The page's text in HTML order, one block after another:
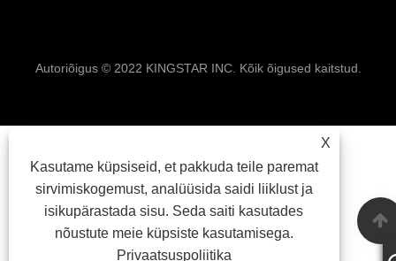
X
Kasutame küpsiseid, et pakkuda teile paremat
sirvimiskogemust, analüüsida saidi liiklust ja
isikupärastada sisu. Seda saiti kasutades
nõustute meie küpsiste kasutamisega.
Privaatsuspoliitika
Autoriõigus © 2022 KINGSTAR INC. Kõik õigused kaitstud.